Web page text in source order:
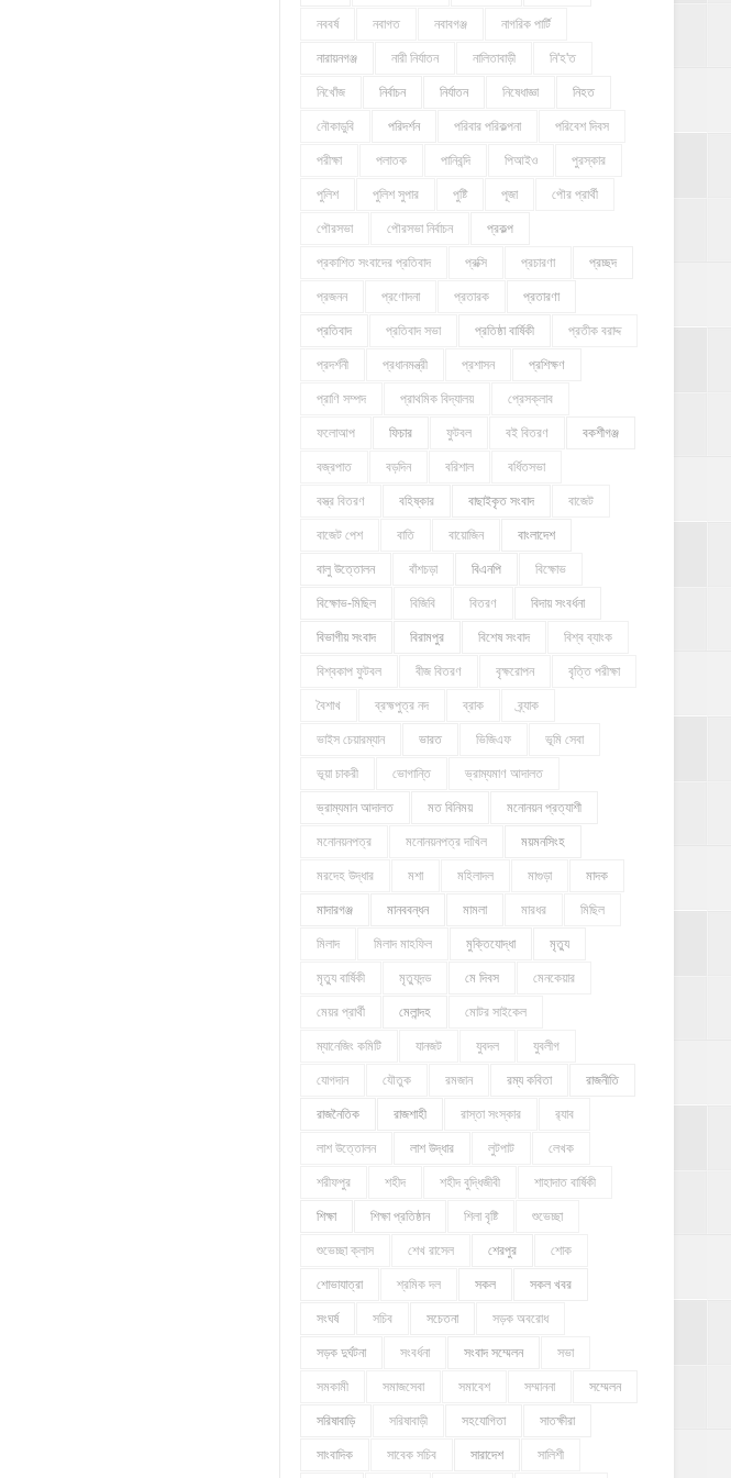
নববর্ষ নবাগত নবাবগঞ্জ নাগরিক পার্টি
নারায়নগঞ্জ নারী নির্যাতন নালিতাবাড়ী নি'হ'ত
নিখোঁজ নির্বাচন নির্যাতন নিষেধাজ্ঞা নিহত
নৌকাডুবি পরিদর্শন পরিবার পরিকল্পনা পরিবেশ দিবস
পরীক্ষা পলাতক পানিবন্দি পিআইও পুরস্কার
পুলিশ পুলিশ সুপার পুষ্টি পূজা পৌর প্রার্থী
পৌরসভা পৌরসভা নির্বাচন প্রকল্প
প্রকাশিত সংবাদের প্রতিবাদ প্রক্সি প্রচারণা প্রচ্ছদ
প্রজনন প্রণোদনা প্রতারক প্রতারণা
প্রতিবাদ প্রতিবাদ সভা প্রতিষ্ঠা বার্ষিকী প্রতীক বরাদ্দ
প্রদর্শনী প্রধানমন্ত্রী প্রশাসন প্রশিক্ষণ
প্রাণি সম্পদ প্রাথমিক বিদ্যালয় প্রেসক্লাব
ফলোআপ ফিচার ফুটবল বই বিতরণ বকশীগঞ্জ
বজ্রপাত বড়দিন বরিশাল বর্ধিতসভা
বস্ত্র বিতরণ বহিষ্কার বাছাইকৃত সংবাদ বাজেট
বাজেট পেশ বাতি বায়োজিন বাংলাদেশ
বালু উত্তোলন বাঁশচড়া বিএনপি বিক্ষোভ
বিক্ষোভ-মিছিল বিজিবি বিতরণ বিদায় সংবর্ধনা
বিভাগীয় সংবাদ বিরামপুর বিশেষ সংবাদ বিশ্ব ব্যাংক
বিশ্বকাপ ফুটবল বীজ বিতরণ বৃক্ষরোপন বৃত্তি পরীক্ষা
বৈশাখ ব্রহ্মপুত্র নদ ব্রাক ব্র্যাক
ভাইস চেয়ারম্যান ভারত ভিজিএফ ভূমি সেবা
ভূয়া চাকরী ভোগান্তি ভ্রাম্যমাণ আদালত
ভ্রাম্যমান আদালত মত বিনিময় মনোনয়ন প্রত্যাশী
মনোনয়নপত্র মনোনয়নপত্র দাখিল ময়মনসিংহ
মরদেহ উদ্ধার মশা মহিলাদল মাগুড়া মাদক
মাদারগঞ্জ মানববন্ধন মামলা মারধর মিছিল
মিলাদ মিলাদ মাহফিল মুক্তিযোদ্ধা মৃত্যু
মৃত্যু বার্ষিকী মৃত্যুদন্ড মে দিবস মেনকেয়ার
মেয়র প্রার্থী মেলান্দহ মোটর সাইকেল
ম্যানেজিং কমিটি যানজট যুবদল যুবলীগ
যোগদান যৌতুক রমজান রম্য কবিতা রাজনীতি
রাজনৈতিক রাজশাহী রাস্তা সংস্কার র‍্যাব
লাশ উত্তোলন লাশ উদ্ধার লুটপাট লেখক
শরীফপুর শহীদ শহীদ বুদ্ধিজীবী শাহাদাত বার্ষিকী
শিক্ষা শিক্ষা প্রতিষ্ঠান শিলা বৃষ্টি শুভেচ্ছা
শুভেচ্ছা ক্লাস শেখ রাসেল শেরপুর শোক
শোভাযাত্রা শ্রমিক দল সকল সকল খবর
সংঘর্ষ সচিব সচেতনা সড়ক অবরোধ
সড়ক দুর্ঘটনা সংবর্ধনা সংবাদ সম্মেলন সভা
সমকামী সমাজসেবা সমাবেশ সম্মাননা সম্মেলন
সরিষাবাড়ি সরিষাবাড়ী সহযোগিতা সাতক্ষীরা
সাংবাদিক সাবেক সচিব সারাদেশ সালিশী